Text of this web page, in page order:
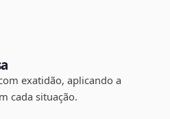
exatidão, aplicando a
cada situação.